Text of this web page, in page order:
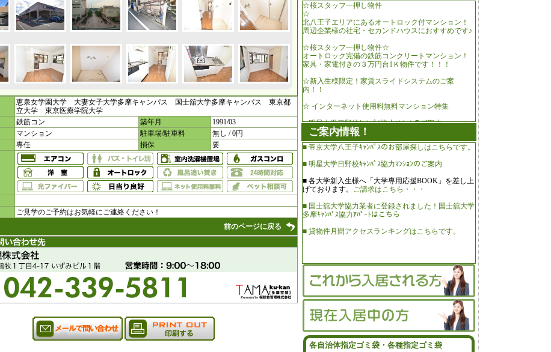
恵泉女学園大学 大妻女子大学多摩キャンパス 国士舘大学多摩キャンパス 東京都
立大学 東京医療学院大学
鉄筋コン 築年月
1991/03
マンション 駐車場/駐車料
無し / 0円
専任 損保 要
ご見学のご予約はお気軽にご連絡ください！
前のページに戻る
☆桜スタッフ一押し物件
☆
北八王子エリアにあるオートロック付マンション！
周辺企業様の社宅・セカンドハウスにおすすめです♪
☆桜スタッフ一押し物件☆
オートロック完備の鉄筋コンクリートマンション！
家具・家電付きの３万円台1Ｋ物件です！！！
☆新入生様限定！家賃スライドシステムのご案
内！！
☆ インターネット使用料無料マンション特集
■ 明星大学日野校ｷｬﾝﾊﾟｽ協力ﾏﾝｼｮﾝのご案内
ご案内情報！
■ 帝京大学八王子ｷｬﾝﾊﾟｽのお部屋探しはこちらです。
■ 明星大学日野校ｷｬﾝﾊﾟｽ協力ﾏﾝｼｮﾝのご案内
■ 各大学新入生様へ「大学専用応援BOOK」を差し上
げております。 ご請求はこちら・・・
■ 国士舘大学協力業者に登録されました！国士舘大学
多摩ｷｬﾝﾊﾟｽ協力ｱﾊﾟｰﾄはこちら
■ 貸物件月間アクセスランキングはこちらです。
各自治体指定ゴミ袋・各種指定ゴミ袋